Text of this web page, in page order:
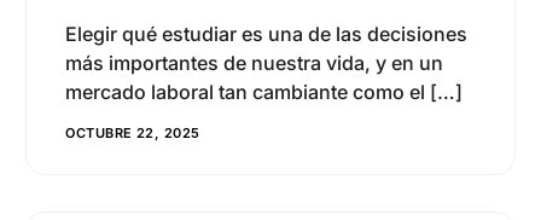
Elegir qué estudiar es una de las decisiones
más importantes de nuestra vida, y en un
mercado laboral tan cambiante como el […]
OCTUBRE 22, 2025
0
3
6
9
0
2